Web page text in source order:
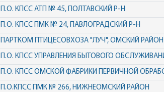
П.О. КПСС АТП № 45, ПОЛТАВСКИЙ Р-Н
П.О. КПСС ПМК № 24, ПАВЛОГРАДСКИЙ Р-Н
ПАРТКОМ ПТИЦЕСОВХОЗА "ЛУЧ", ОМСКИЙ РАЙОН
П.О. КПСС УПРАВЛЕНИЯ БЫТОВОГО
П.О. КПСС ОМСКОЙ ФАБРИКИ ПЕРВИЧНОЙ
П.О.КПСС ПМК № 266, НИЖНЕОМСКИЙ РАЙОН